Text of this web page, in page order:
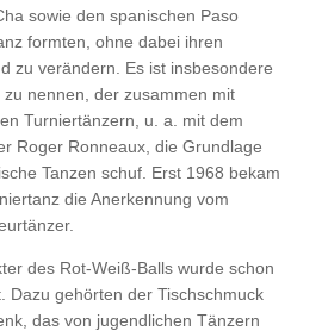
sowie den spanischen Paso
formten, ohne dabei ihren
zu verändern. Es ist insbesondere
nennen, der zusammen mit
Turniertänzern, u. a. mit dem
Roger Ronneaux, die Grundlage
Tanzen schuf. Erst 1968 bekam
die Anerkennung vom
des Rot-Weiß-Balls wurde schon
Dazu gehörten der Tischschmuck
das von jugendlichen Tänzern